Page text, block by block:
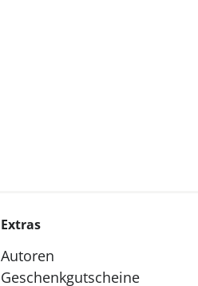
Extras
Autoren
Geschenkgutscheine